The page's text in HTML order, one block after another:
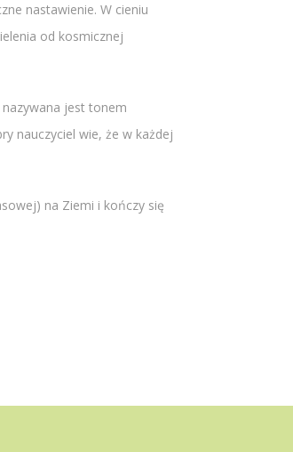
nastawienie. W cieniu
od kosmicznej
nazywana jest tonem
nauczyciel wie, że w każdej
na Ziemi i kończy się